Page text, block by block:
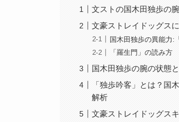
文ストの国木田独歩の
文豪ストレイドッグス
国木田独歩の異能力:
「羅生門」の読み方
国木田独歩の腕の状態
「独歩吟客」とは？国
解析
文豪ストレイドッグス